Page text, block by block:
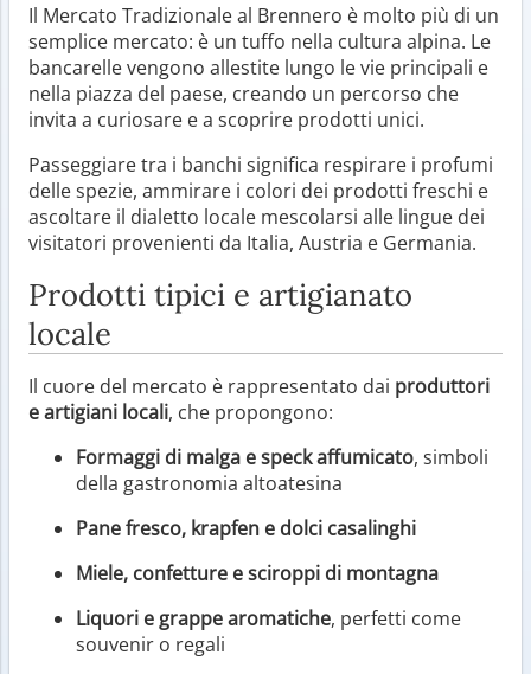
Il Mercato Tradizionale al Brennero è molto più di un
semplice mercato: è un tuffo nella cultura alpina. Le
bancarelle vengono allestite lungo le vie principali e
nella piazza del paese, creando un percorso che
invita a curiosare e a scoprire prodotti unici.
Passeggiare tra i banchi significa respirare i profumi
delle spezie, ammirare i colori dei prodotti freschi e
ascoltare il dialetto locale mescolarsi alle lingue dei
visitatori provenienti da Italia, Austria e Germania.
Prodotti tipici e artigianato
locale
Il cuore del mercato è rappresentato dai produttori
e artigiani locali, che propongono:
Formaggi di malga e speck affumicato, simboli
della gastronomia altoatesina
Pane fresco, krapfen e dolci casalinghi
Miele, confetture e sciroppi di montagna
Liquori e grappe aromatiche, perfetti come
souvenir o regali